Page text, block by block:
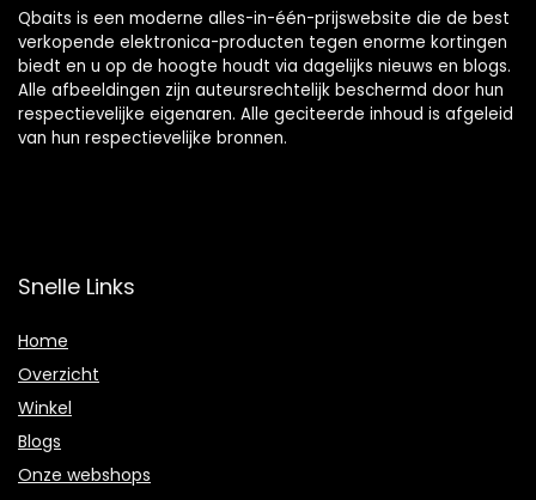
Qbaits is een moderne alles-in-één-prijswebsite die de best
verkopende elektronica-producten tegen enorme kortingen
biedt en u op de hoogte houdt via dagelijks nieuws en blogs.
Alle afbeeldingen zijn auteursrechtelijk beschermd door hun
respectievelijke eigenaren. Alle geciteerde inhoud is afgeleid
van hun respectievelijke bronnen.
Snelle Links
Home
Overzicht
Winkel
Blogs
Onze webshops